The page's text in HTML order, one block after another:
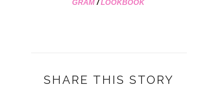
GRAM/LOOKBOOK
SHARE THIS STORY